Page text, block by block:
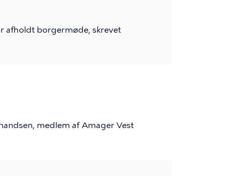
afholdt borgermøde, skrevet
medlem af Amager Vest